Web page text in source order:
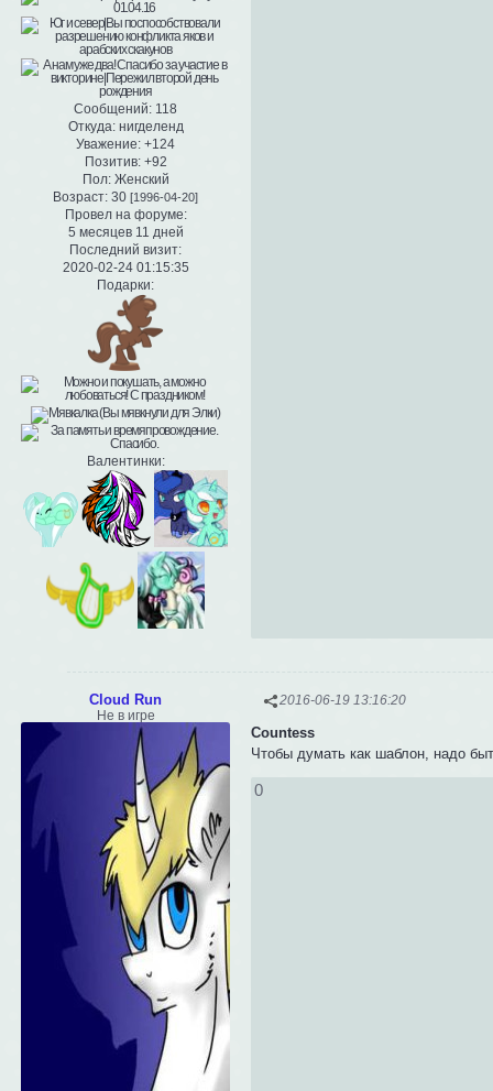
Сообщений: 118
Откуда:нигделенд
Уважение: +124
Позитив: +92
Пол:Женский
Возраст: 30 [1996-04-20]
Провел на форуме:
5 месяцев 11 дней
Последний визит:
2020-02-24 01:15:35
Подарки:
Валентинки:
2016-06-19 13:16:20
Cloud Run
Не в игре
Сountess
Чтобы думать как шаблон, надо
0